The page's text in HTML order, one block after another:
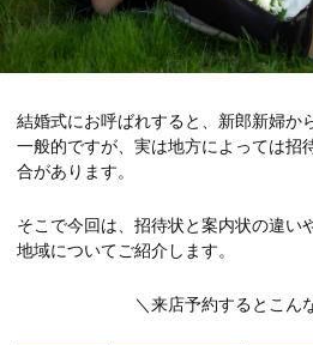
結婚式にお呼ばれすると、新郎新婦か
一般的ですが、実は地方によっては招
合があります。
そこで今回は、招待状と案内状の違い
地域についてご紹介します。
＼来店予約するとこん